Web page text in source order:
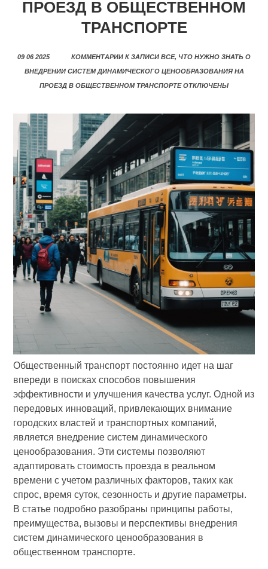
ПРОЕЗД В ОБЩЕСТВЕННОМ
ТРАНСПОРТЕ
09 06 2025 КОММЕНТАРИИ К ЗАПИСИ ВСЕ, ЧТО НУЖНО ЗНАТЬ О
ВНЕДРЕНИИ СИСТЕМ ДИНАМИЧЕСКОГО ЦЕНООБРАЗОВАНИЯ НА
ПРОЕЗД В ОБЩЕСТВЕННОМ ТРАНСПОРТЕОТКЛЮЧЕНЫ
Общественный транспорт постоянно идет на шаг
впереди в поисках способов повышения
эффективности и улучшения качества услуг. Одной из
передовых инноваций, привлекающих внимание
городских властей и транспортных компаний,
является внедрение систем динамического
ценообразования. Эти системы позволяют
адаптировать стоимость проезда в реальном
времени с учетом различных факторов, таких как
спрос, время суток, сезонность и другие параметры.
В статье подробно разобраны принципы работы,
преимущества, вызовы и перспективы внедрения
систем динамического ценообразования в
общественном транспорте.